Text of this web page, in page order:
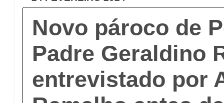
Novo pároco de
Padre Geraldino
entrevistado por